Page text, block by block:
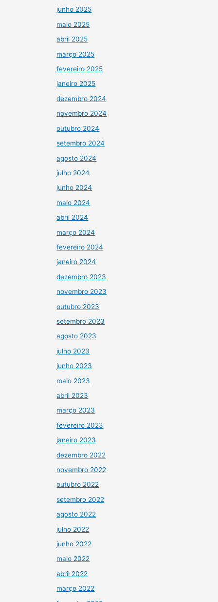
junho 2025
maio 2025
abril 2025
março 2025
fevereiro 2025
janeiro 2025
dezembro 2024
novembro 2024
outubro 2024
setembro 2024
agosto 2024
julho 2024
junho 2024
maio 2024
abril 2024
março 2024
fevereiro 2024
janeiro 2024
dezembro 2023
novembro 2023
outubro 2023
setembro 2023
agosto 2023
julho 2023
junho 2023
maio 2023
abril 2023
março 2023
fevereiro 2023
janeiro 2023
dezembro 2022
novembro 2022
outubro 2022
setembro 2022
agosto 2022
julho 2022
junho 2022
maio 2022
abril 2022
março 2022